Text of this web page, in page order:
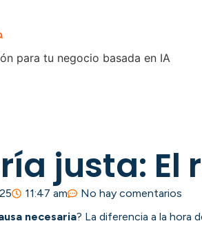
para tu negocio basada en IA
justa:
11:47 am
No hay comentarios
necesaria? La diferencia a la hora